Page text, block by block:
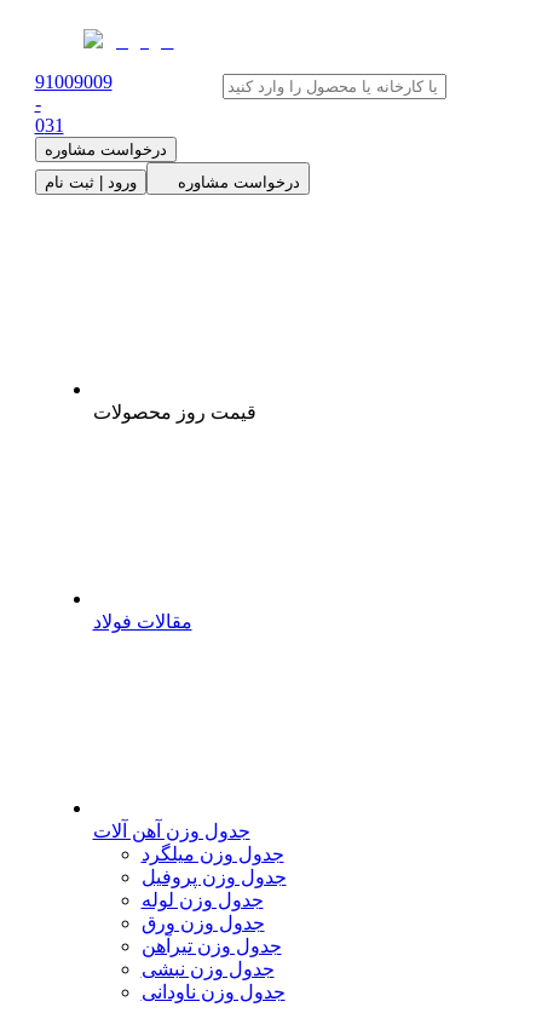
91009009
-
031
درخواست مشاوره
ورود | ثبت نام
درخواست مشاوره
قیمت روز محصولات
مقالات فولاد
جدول وزن آهن آلات
جدول وزن میلگرد
جدول وزن پروفیل
جدول وزن لوله
جدول وزن ورق
جدول وزن تیرآهن
جدول وزن نبشی
جدول وزن ناودانی